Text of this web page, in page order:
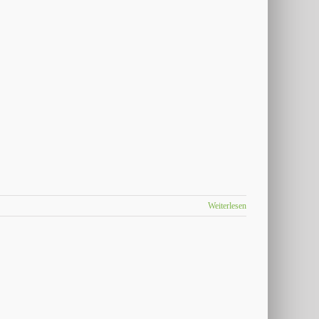
Weiterlesen